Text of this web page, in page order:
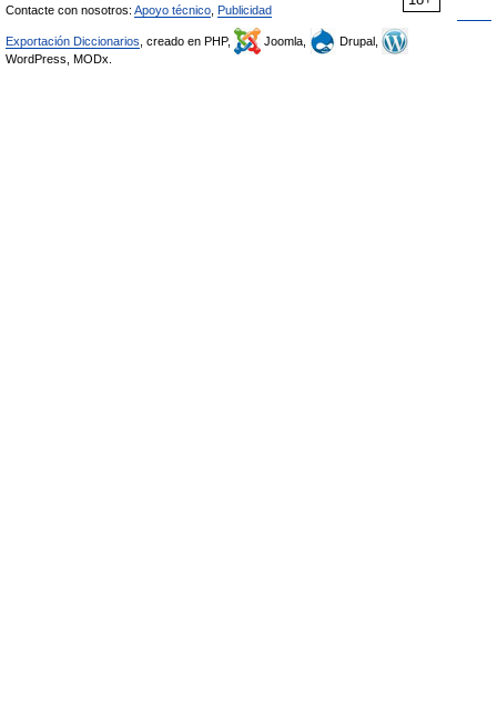
Contacte con nosotros: Apoyo técnico Publicidad
Exportación Diccionarios , creado en PHP, Joomla,
Drupal,
WordPress, MODx.